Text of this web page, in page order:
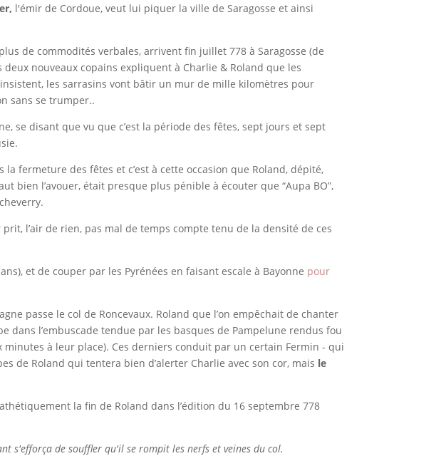
l'émir de Cordoue, veut lui piquer la ville de Saragosse et ainsi
de commodités verbales, arrivent fin juillet 778 à Saragosse (de
nouveaux copains expliquent à Charlie & Roland que les
les sarrasins vont bâtir un mur de mille kilomètres pour
sans se trumper..
se disant que vu que c’est la période des fêtes, sept jours et sept
fermeture des fêtes et c’est à cette occasion que Roland, dépité,
bien l’avouer, était presque plus pénible à écouter que “Aupa BO”,
l’air de rien, pas mal de temps compte tenu de la densité de ces
et de couper par les Pyrénées en faisant escale à Bayonne pour
passe le col de Roncevaux. Roland que l’on empêchait de chanter
dans l’embuscade tendue par les basques de Pampelune rendus fou
à leur place). Ces derniers conduit par un certain Fermin - qui
de Roland qui tentera bien d’alerter Charlie avec son cor, mais le
la fin de Roland dans l’édition du 16 septembre 778
s'efforça de souffler qu'il se rompit les nerfs et veines du col.